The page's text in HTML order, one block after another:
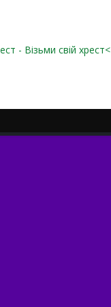
- Візьми свій хрест<